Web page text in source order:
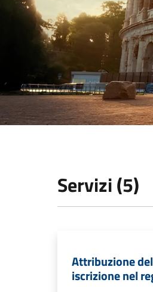
Servizi (5)
Attribuzione
iscrizione nel